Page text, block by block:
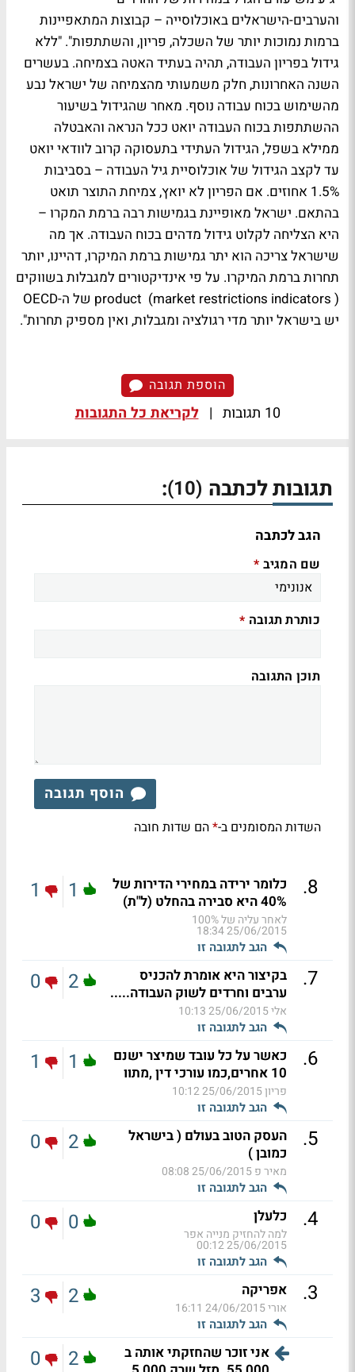
והערבים-הישראלים באוכלוסייה – קבוצות המתאפיינות
ברמות נמוכות יותר של השכלה, פריון, והשתתפות". "ללא
גידול בפריון העבודה, תהיה בעתיד האטה בצמיחה. בעשרים
השנה האחרונות, חלק משמעותי מהצמיחה של ישראל נבע
מהשימוש בכוח עבודה נוסף. מאחר שהגידול בשיעור
ההשתתפות בכוח העבודה יואט ככל הנראה והאבטלה
ממילא בשפל, הגידול העתידי בתעסוקה קרוב לוודאי יואט
עד לקצב הגידול של אוכלוסיית גיל העבודה – בסביבות
1.5% אחוזים. אם הפריון לא יואץ, צמיחת התוצר תואט
בהתאם. ישראל מאופיינת בגמישות רבה ברמת המקרו –
היא הצליחה לקלוט גידול מדהים בכוח העבודה. אך מה
שישראל צריכה הוא יתר גמישות ברמת המיקרו, דהיינו, יותר
תחרות ברמת המיקרו. על פי אינדיקטורים למגבלות בשווקים
( product (market restrictions indicators של ה-OECD
יש בישראל יותר מדי רגולציה ומגבלות, ואין מספיק תחרות".
הוספת תגובה
10 תגובות | לקריאת כל התגובות
תגובות לכתבה (10)
:
הגב לכתבה
שם המגיב *
כותרת תגובה *
תוכן התגובה
הוסף תגובה
השדות המסומנים ב-*הם שדות חובה
8
.
כלומר ירידה במחירי הדירות של
40% היא סבירה בהחלט (ל"ת)
לאחר עליה של 100%
25/06/2015 18:34
הגב לתגובה זו
1
1
7
.
בקיצור היא אומרת להכניס
ערבים וחרדים לשוק העבודה.....
אלי25/06/2015 10:13
הגב לתגובה זו
2
0
6
.
כאשר על כל עובד שמיצר ישנם
10 אחרים,כמו עורכי דין ,מתוו
פריון25/06/2015 10:12
הגב לתגובה זו
1
1
5
.
העסק הטוב בעולם ( בישראל
כמובן )
מאיר פ25/06/2015 08:08
הגב לתגובה זו
2
0
4
. כלעלן
למה להחזיק מנייה אפר
25/06/2015 00:12
הגב לתגובה זו
0
0
3
. אפריקה
אורי24/06/2015 16:11
הגב לתגובה זו
2
3
אני זוכר שהחזקתי אותה ב
2
0